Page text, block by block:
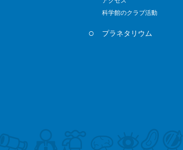
科学館のクラブ活動
プラネタリウム